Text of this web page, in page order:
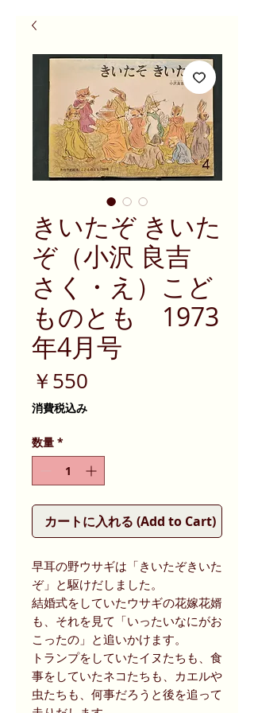
きいたぞ きいた
ぞ（小沢 良吉
さく・え）こど
ものとも 1973
年4月号
￥550
消費税込み
数量 *
カートに入れる (Add to Cart)
早耳の野ウサギは「きいたぞきいた
ぞ」と駆けだしました。
結婚式をしていたウサギの花嫁花婿
も、それを見て「いったいなにがお
こったの」と追いかけます。
トランプをしていたイヌたちも、食
事をしていたネコたちも、カエルや
虫たちも、何事だろうと後を追って